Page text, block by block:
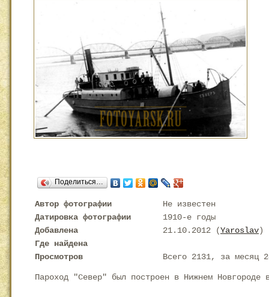
Поделиться…
Автор фотографии
Не известен
Датировка фотографии
1910-е годы
Добавлена
21.10.2012 (Yaroslav)
Где найдена
Просмотров
Всего 2131, за месяц
Пароход "Север" был построен в Нижнем Новгороде